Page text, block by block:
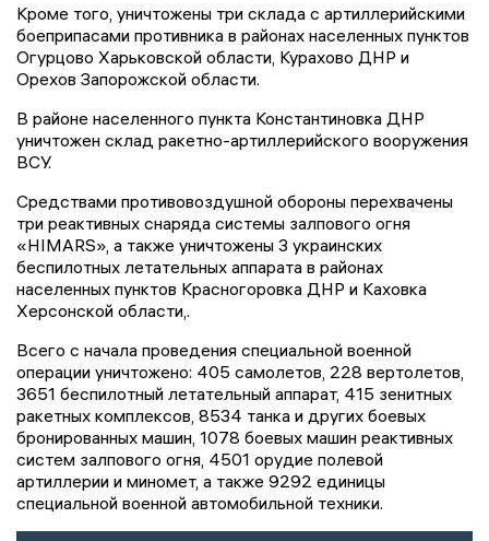
Кроме того, уничтожены три склада с артиллерийскими
боеприпасами противника в районах населенных пунктов
Огурцово Харьковской области, Курахово ДНР и
Орехов Запорожской области.
В районе населенного пункта Константиновка ДНР
уничтожен склад ракетно-артиллерийского вооружения
ВСУ.
Средствами противовоздушной обороны перехвачены
три реактивных снаряда системы залпового огня
«HIMARS», а также уничтожены 3 украинских
беспилотных летательных аппарата в районах
населенных пунктов Красногоровка ДНР и Каховка
Херсонской области,.
Всего с начала проведения специальной военной
операции уничтожено: 405 самолетов, 228 вертолетов,
3651 беспилотный летательный аппарат, 415 зенитных
ракетных комплексов, 8534 танка и других боевых
бронированных машин, 1078 боевых машин реактивных
систем залпового огня, 4501 орудие полевой
артиллерии и миномет, а также 9292 единицы
специальной военной автомобильной техники.